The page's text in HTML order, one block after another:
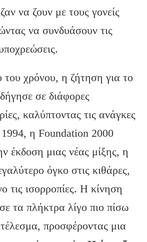
να ζουν με τους γονείς
να συνδυάσουν τις
χρόνου, η ζήτηση για το
σε διάφορες
καλύπτοντας τις ανάγκες
1994, η Foundation 2000
έκδοση μιας νέας μίξης, η
όγκο στις κιθάρες,
τις ισορροπίες. Η κίνηση
τα πλήκτρα λίγο πιο πίσω
προσφέροντας μια